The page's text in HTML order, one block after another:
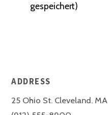
gespeichert)
ADDRESS
25 Ohio St. Cleveland. MA